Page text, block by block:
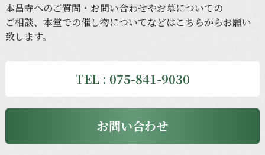
本昌寺へのご質問・ お問い合わせやお墓についての
ご相談、 本堂での催し物についてなどはこちらからお願い
致します。
TEL : 075-841-9030
お問い合わせ